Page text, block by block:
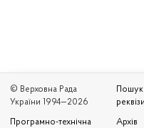
© Верховна Рада
України 1994—2026
Програмно-технічна
Пошук
Архів